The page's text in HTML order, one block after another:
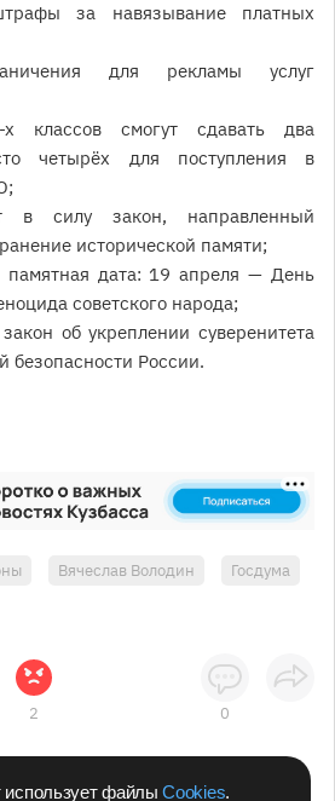
использует файлыCookies.
за навязывание платных
для рекламы услуг
классов смогут сдавать два
четырёх для поступления в
в силу закон, направленный
исторической памяти;
памятная дата: 19 апреля — День
советского народа;
об укреплении суверенитета
безопасности России.
Вячеслав Володин Госдума
2 0